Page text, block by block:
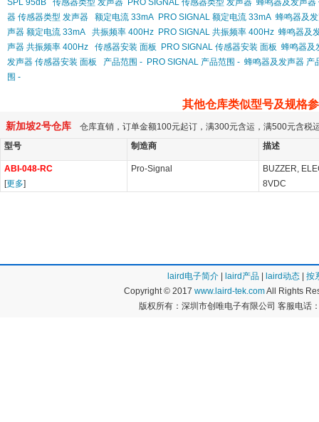
SPL 95dB
传感器类型 发声器 PRO SIGNAL 传感器类型 发声器 蜂鸣器及发声器
器 传感器类型 发声器
额定电流 33mA PRO SIGNAL 额定电流 33mA 蜂鸣器及
声器 额定电流 33mA
共振频率 400Hz PRO SIGNAL 共振频率 400Hz 蜂鸣器及
声器 共振频率 400Hz
传感器安装 面板 PRO SIGNAL 传感器安装 面板 蜂鸣器及
发声器 传感器安装 面板
产品范围 - PRO SIGNAL 产品范围 - 蜂鸣器及发声器 产
围 -
其他仓库类似型号及规格
新加坡2号仓库 仓库直销，订单金额100元起订，满300元含运，满500元含税
型号
制造商 描述
ABI-048-RC
[更多]
Pro-Signal
BUZZER,
8VDC
laird电子简介 laird产品 laird动态
按
Copyright © 2017 www.laird-tek.comAll Rights
版权所有：深圳市创唯电子有限公司 客服电话